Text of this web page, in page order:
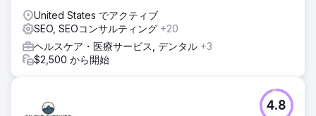
エージェンシーページに移動
United States でアクティブ
SEO, SEOコンサルティング +20
ヘルスケア・医療サービス, デンタル +3
$2,500 から開始
4.8